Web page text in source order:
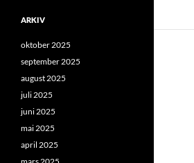
ARKIV
oktober 2025
september 2025
august 2025
juli 2025
juni 2025
mai 2025
april 2025